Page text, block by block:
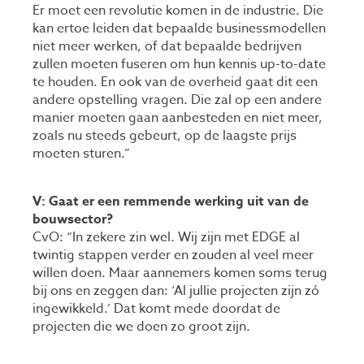
Er moet een revolutie komen in de industrie. Die
kan ertoe leiden dat bepaalde businessmodellen
niet meer werken, of dat bepaalde bedrijven
zullen moeten fuseren om hun kennis up-to-date
te houden. En ook van de overheid gaat dit een
andere opstelling vragen. Die zal op een andere
manier moeten gaan aanbesteden en niet meer,
zoals nu steeds gebeurt, op de laagste prijs
moeten sturen.”
V: Gaat er een remmende werking uit van de
bouwsector?
CvO: “In zekere zin wel. Wij zijn met EDGE al
twintig stappen verder en zouden al veel meer
willen doen. Maar aannemers komen soms terug
bij ons en zeggen dan: ‘Al jullie projecten zijn zó
ingewikkeld.’ Dat komt mede doordat de
projecten die we doen zo groot zijn.